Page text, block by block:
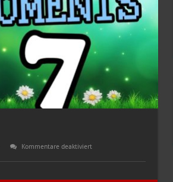
Kommentare deaktiviertfür
of